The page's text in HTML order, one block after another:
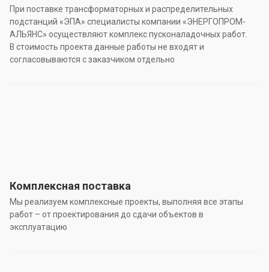
При поставке трансформаторных и распределительных
подстанций «ЭПА» специалисты компании «ЭНЕРГОПРОМ-
АЛЬЯНС» осуществляют комплекс пусконаладочных работ.
В стоимость проекта данные работы не входят и
согласовываются с заказчиком отдельно
Комплексная поставка
Мы реализуем комплексные проекты, выполняя все этапы
работ – от проектирования до сдачи объектов в
эксплуатацию